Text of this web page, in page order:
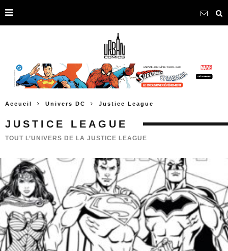
Accueil Univers DC Justice League
JUSTICE LEAGUE
TOUT L’UNIVERS DE LA JUSTICE LEAGUE